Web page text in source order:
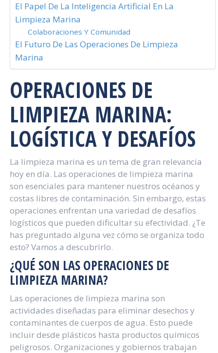
El Papel De La Inteligencia Artificial En La
Limpieza Marina
Colaboraciones Y Comunidad
El Futuro De Las Operaciones De Limpieza
Marina
OPERACIONES DE
LIMPIEZA MARINA:
LOGÍSTICA Y DESAFÍOS
La limpieza marina es un tema de gran relevancia
hoy en día. Las operaciones de limpieza marina
son esenciales para mantener nuestros océanos y
costas libres de contaminación. Sin embargo, estas
operaciones enfrentan una variedad de desafíos
logísticos que pueden dificultar su efectividad. ¿Te
has preguntado alguna vez cómo se organiza todo
esto? Vamos a descubrirlo.
¿QUÉ SON LAS OPERACIONES DE
LIMPIEZA MARINA?
Las operaciones de limpieza marina son
actividades diseñadas para eliminar desechos y
contaminantes de cuerpos de agua. Esto puede
incluir desde plásticos hasta productos químicos
peligrosos. Organizaciones y gobiernos trabajan